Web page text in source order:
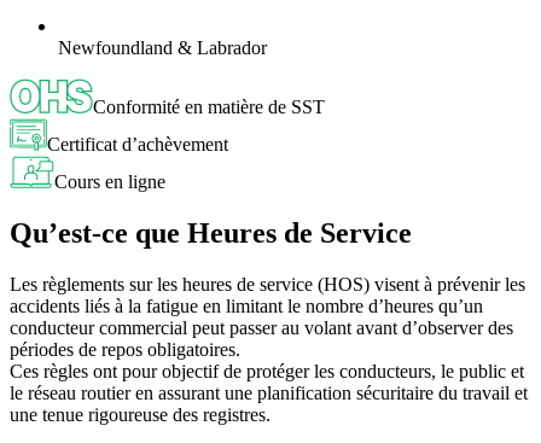
Newfoundland & Labrador
Conformité en matière de SST
Certificat d’achèvement
Cours en ligne
Qu’est-ce que Heures de Service
Les règlements sur les heures de service (HOS) visent à prévenir les
accidents liés à la fatigue en limitant le nombre d’heures qu’un
conducteur commercial peut passer au volant avant d’observer des
périodes de repos obligatoires.
Ces règles ont pour objectif de protéger les conducteurs, le public et
le réseau routier en assurant une planification sécuritaire du travail et
une tenue rigoureuse des registres.